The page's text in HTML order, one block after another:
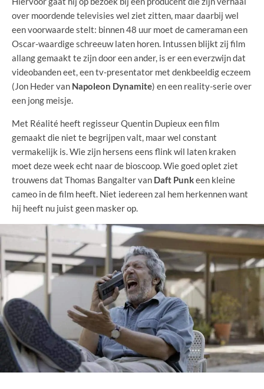
over moordende televisies wel ziet zitten, maar daarbij wel
een voorwaarde stelt: binnen 48 uur moet de cameraman een
Oscar-waardige schreeuw laten horen. Intussen blijkt zij film
allang gemaakt te zijn door een ander, is er een everzwijn dat
videobanden eet, een tv-presentator met denkbeeldig eczeem
(Jon Heder van Napoleon Dynamite) en een reality-serie over
een jong meisje.
Met Réalité heeft regisseur Quentin Dupieux een film
gemaakt die niet te begrijpen valt, maar wel constant
vermakelijk is. Wie zijn hersens eens flink wil laten kraken
moet deze week echt naar de bioscoop. Wie goed oplet ziet
trouwens dat Thomas Bangalter van Daft Punkeen kleine
cameo in de film heeft. Niet iedereen zal hem herkennen want
hij heeft nu juist geen masker op.